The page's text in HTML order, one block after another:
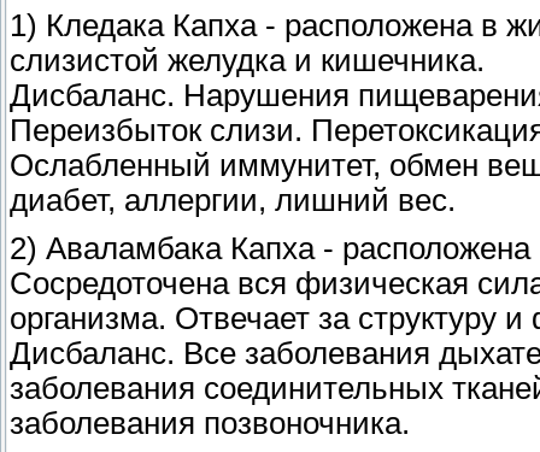
1) Кледака Капха - расположена в
слизистой желудка и кишечника.
Дисбаланс. Нарушения
Переизбыток слизи.
Ослабленный иммунитет, обмен
диабет, аллергии, лишний вес.
2) Аваламбака Капха - расположена
Сосредоточена вся физическая
организма. Отвечает за структуру
Дисбаланс. Все заболевания
заболевания соединительных
заболевания позвоночника.